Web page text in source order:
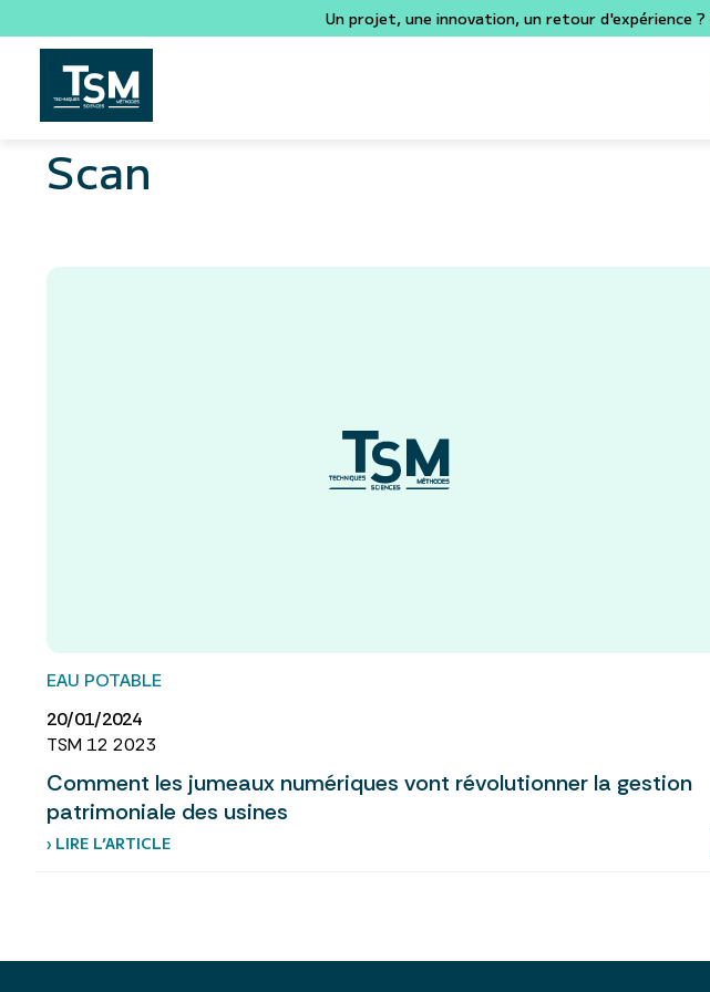
Un projet, une innovation, un retour d'expérience ?
Scan
EAU POTABLE
20/01/2024
TSM 12 2023
Comment les jumeaux numériques vont révolutionner la gestion
patrimoniale des usines
› LIRE L’ARTICLE